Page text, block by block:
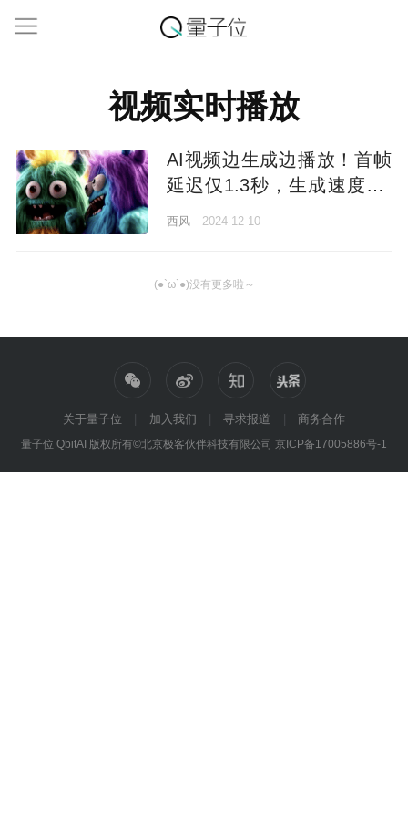
视频实时播放
AI视频边生成边播放！首帧
延迟仅1.3秒，生成速度9.4
帧/秒｜Adobe&MIT新研究
西风 2024-12-10
(●`ω`●)没有更多啦～
关于量子位 加入我们 寻求报道
商务合作
量子位 QbitAI 版权所有©北京极客伙伴科技有限公司 京ICP备17005886号-1